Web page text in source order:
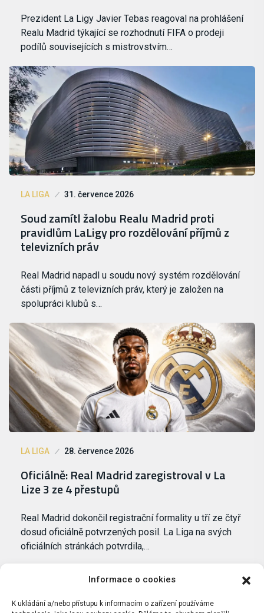
Informace o cookies
K ukládání a/nebo přístupu k informacím o zařízení používáme
Prezident La Ligy Javier Tebas reagoval na prohlášení
Realu Madrid týkající se rozhodnutí FIFA o prodeji
podílů souvisejících s mistrovstvím…
LA LIGA 31. července 2026
Soud zamítl žalobu Realu Madrid proti
pravidlům LaLigy pro rozdělování příjmů z
televizních práv
Real Madrid napadl u soudu nový systém rozdělování
části příjmů z televizních práv, který je založen na
spolupráci klubů s…
LA LIGA 28. července 2026
Oficiálně: Real Madrid zaregistroval v La
Lize 3 ze 4 přestupů
Real Madrid dokončil registrační formality u tří ze čtyř
dosud oficiálně potvrzených posil. La Liga na svých
oficiálních stránkách potvrdila,…